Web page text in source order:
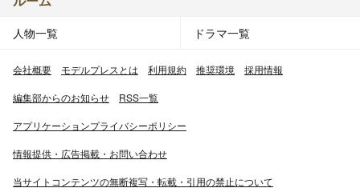
人物一覧 ドラマ一覧
会社概要 モデルプレスとは 利用規約 推奨環境 採用情報
編集部からのお知らせ RSS一覧
アプリケーションプライバシーポリシー
情報提供・広告掲載・お問い合わせ
当サイトコンテンツの無断複写・転載・引用の禁止について